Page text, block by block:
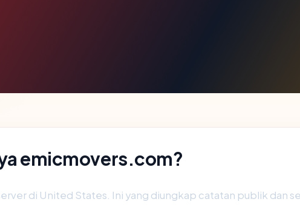
emicmovers.com?
di United States. Ini yang diungkap catatan publik dan